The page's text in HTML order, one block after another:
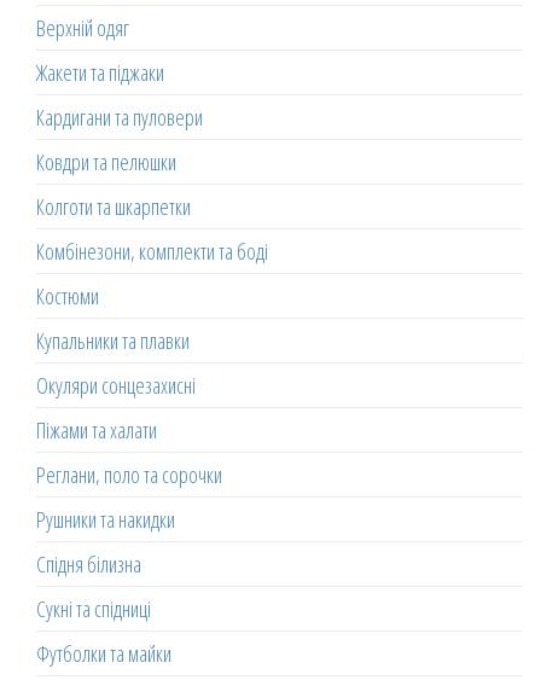
Верхній одяг
Жакети та піджаки
Кардигани та пуловери
Ковдри та пелюшки
Колготи та шкарпетки
Комбінезони, комплекти та боді
Костюми
Купальники та плавки
Окуляри сонцезахисні
Піжами та халати
Реглани, поло та сорочки
Рушники та накидки
Спідня білизна
Сукні та спідниці
Футболки та майки